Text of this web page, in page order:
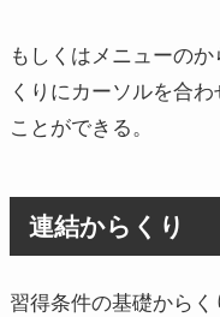
もしくはメニューの
くりにカーソルを合
ことができる。
連結からくり
習得条件の基礎から